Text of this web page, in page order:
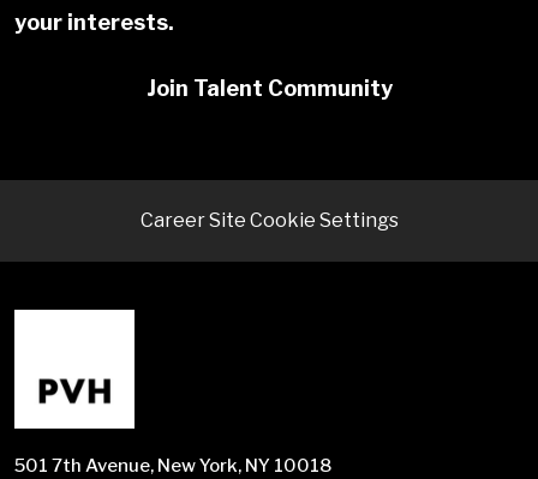
your interests.
Join Talent Community
Career Site Cookie Settings
501 7th Avenue, New York, NY 10018